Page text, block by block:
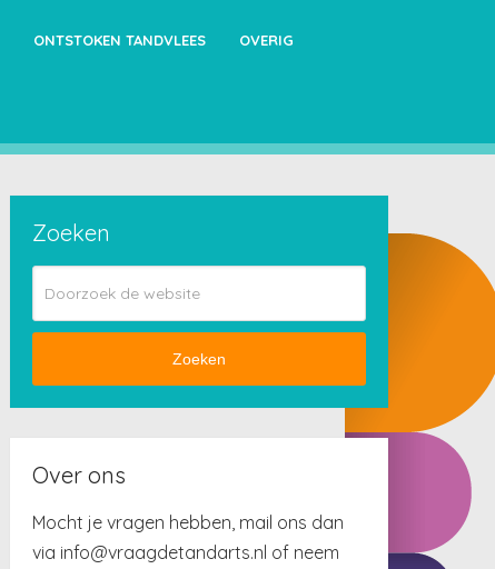
ONTSTOKEN TANDVLEES OVERIG
Zoeken
Zoeken
Over ons
Mocht je vragen hebben, mail ons dan
via info@vraagdetandarts.nl of neem